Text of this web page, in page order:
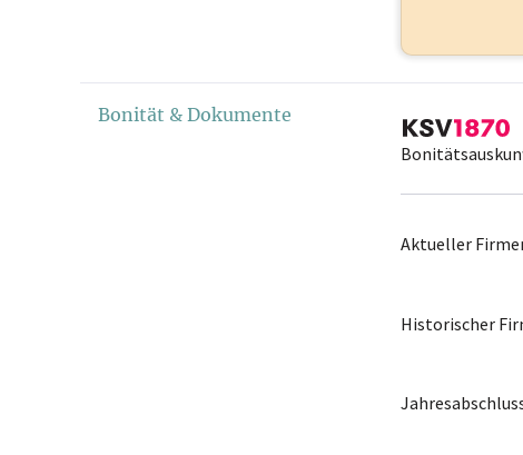
Bonität & Dokumente
Aktueller
Historischer